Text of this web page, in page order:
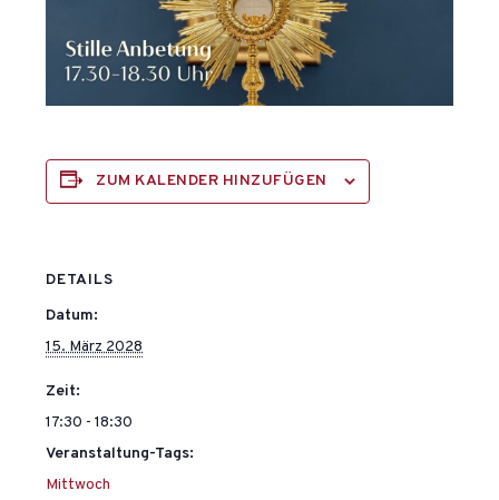
ZUM KALENDER HINZUFÜGEN
DETAILS
Datum:
15. März 2028
Zeit:
17:30 - 18:30
Veranstaltung-Tags:
Mittwoch